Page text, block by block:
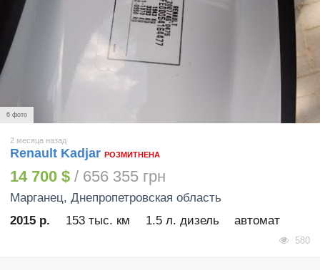
6 фото
2 месяца назад
Renault Kadjar РОЗМИТНЕНА
14 700 $ / 656 355 грн
Марганец, Днепропетровская область
2015 р.
153 тыс. км 1.5 л. дизель автомат
580